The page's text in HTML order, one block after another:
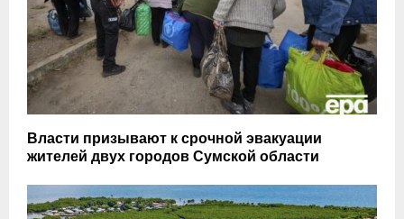
Власти призывают к срочной эвакуации
жителей двух городов Сумской области